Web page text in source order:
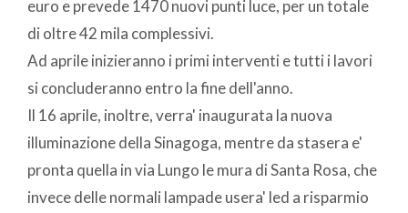
euro e prevede 1470 nuovi punti luce, per un totale
di oltre 42 mila complessivi.
Ad aprile inizieranno i primi interventi e tutti i lavori
si concluderanno entro la fine dell'anno.
Il 16 aprile, inoltre, verra' inaugurata la nuova
illuminazione della Sinagoga, mentre da stasera e'
pronta quella in via Lungo le mura di Santa Rosa, che
invece delle normali lampade usera' led a risparmio